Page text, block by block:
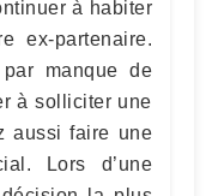
à habiter
ex-partenaire.
manque de
à solliciter une
aussi faire une
Lors d’une